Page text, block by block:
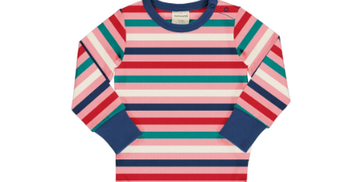
hvězdiček.